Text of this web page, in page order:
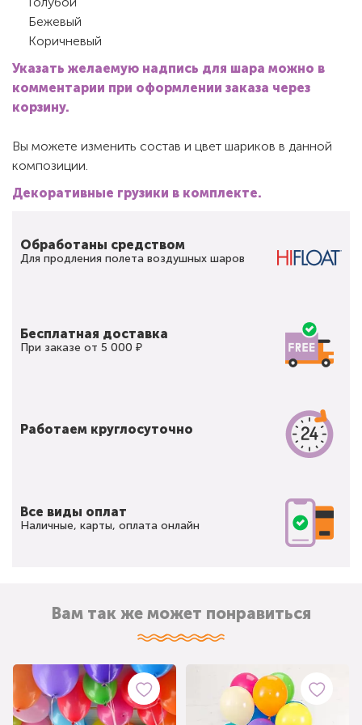
Бежевый
Коричневый
Указать желаемую надпись для шара можно в
комментарии при оформлении заказа через
корзину.
Вы можете изменить состав и цвет шариков в данной
композиции.
Декоративные грузики в комплекте.
Обработаны средством
Для продления полета воздушных шаров
Бесплатная доставка
При заказе от 5 000 ₽
Работаем круглосуточно
Все виды оплат
Наличные, карты, оплата онлайн
Вам так же может понравиться